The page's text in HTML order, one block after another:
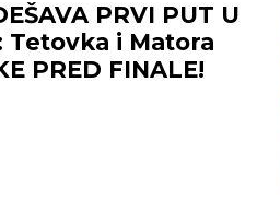
PRVI PUT U
Tetovka i Matora
PRED FINALE!